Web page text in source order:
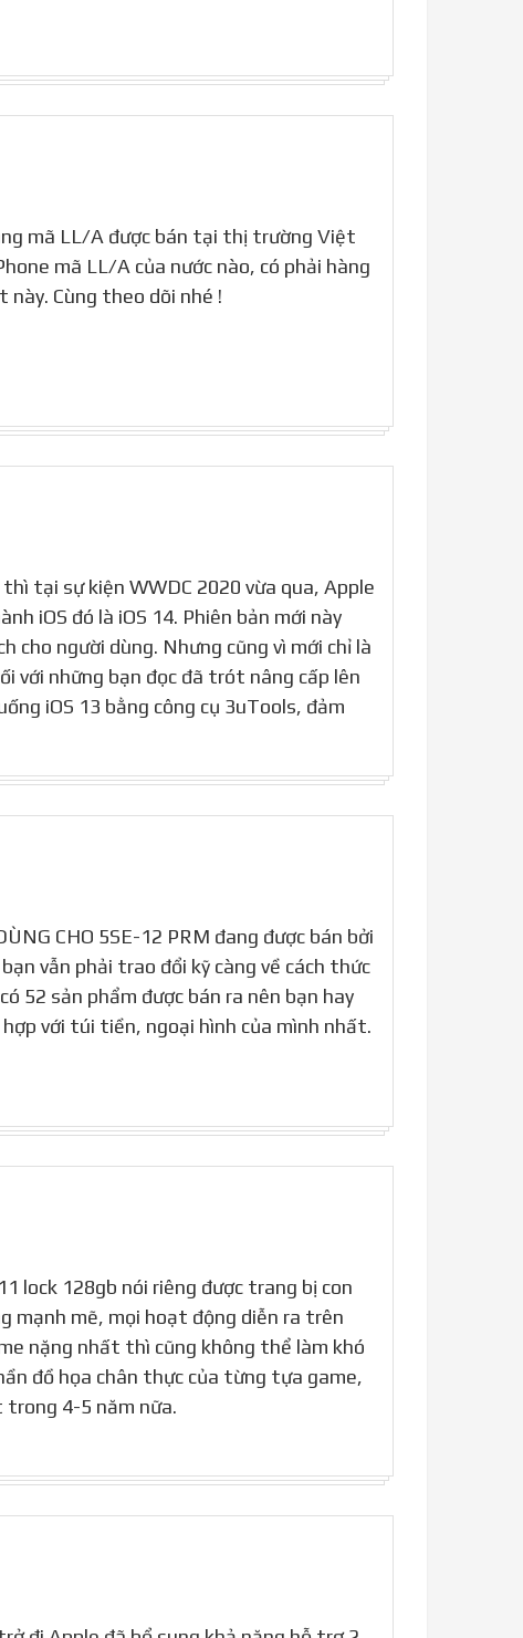
mã LL/A được bán tại thị trường Việt
mã LL/A của nước nào, có phải hàng
Cùng theo dõi nhé !
tại sự kiện WWDC 2020 vừa qua, Apple
iOS đó là iOS 14. Phiên bản mới này
cho người dùng. Nhưng cũng vì mới chỉ là
với những bạn đọc đã trót nâng cấp lên
iOS 13 bằng công cụ 3uTools, đảm
CHO 5SE-12 PRM đang được bán bởi
vẫn phải trao đổi kỹ càng về cách thức
52 sản phẩm được bán ra nên bạn hay
với túi tiền, ngoại hình của mình nhất.
lock 128gb nói riêng được trang bị con
mạnh mẽ, mọi hoạt động diễn ra trên
nặng nhất thì cũng không thể làm khó
đồ họa chân thực của từng tựa game,
trong 4-5 năm nữa.